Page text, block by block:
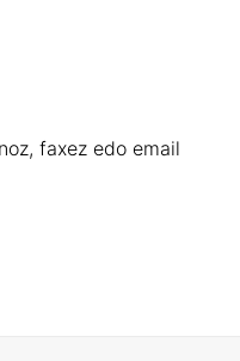
faxez edo email